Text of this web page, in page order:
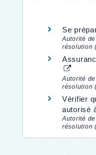
Se
Autorité
résolution
Autorité
résolution
Vérifier
autorisé
Autorité
résolution